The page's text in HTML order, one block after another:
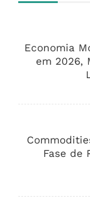
Economia
em 2026,
Fase de